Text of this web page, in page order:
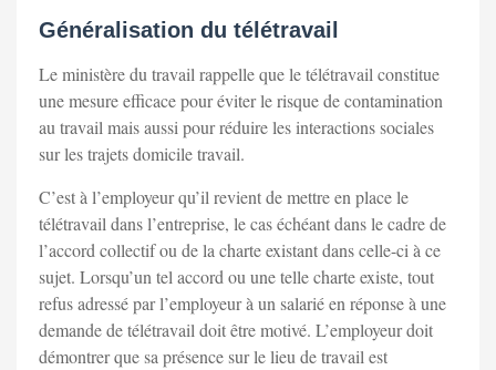
Généralisation du télétravail
Le ministère du travail rappelle que le télétravail constitue
une mesure efficace pour éviter le risque de contamination
au travail mais aussi pour réduire les interactions sociales
sur les trajets domicile travail.
C’est à l’employeur qu’il revient de mettre en place le
télétravail dans l’entreprise, le cas échéant dans le cadre de
l’accord collectif ou de la charte existant dans celle-ci à ce
sujet. Lorsqu’un tel accord ou une telle charte existe, tout
refus adressé par l’employeur à un salarié en réponse à une
demande de télétravail doit être motivé. L’employeur doit
démontrer que sa présence sur le lieu de travail est